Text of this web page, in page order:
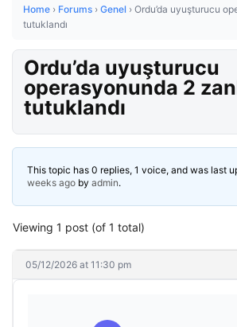
Home › Forums › Genel › Ordu’da uyuşturucu
tutuklandı
Ordu’da uyuşturucu
operasyonunda 2
tutuklandı
This topic has 0 replies, 1 voice, and was last
weeks ago by admin.
Viewing 1 post (of 1 total)
05/12/2026 at 11:30 pm